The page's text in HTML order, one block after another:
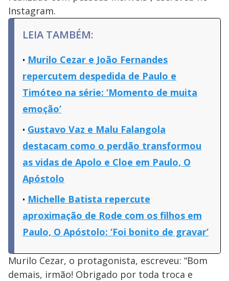
Instagram.
LEIA TAMBÉM:
Murilo Cezar e João Fernandes
repercutem despedida de Paulo e
Timóteo na série: ‘Momento de muita
emoção’
Gustavo Vaz e Malu Falangola
destacam como o perdão transformou
as vidas de Apolo e Cloe em Paulo, O
Apóstolo
Michelle Batista repercute
aproximação de Rode com os filhos em
Paulo, O Apóstolo: ‘Foi bonito de gravar’
Murilo Cezar, o protagonista, escreveu: “Bom
demais, irmão! Obrigado por toda troca e